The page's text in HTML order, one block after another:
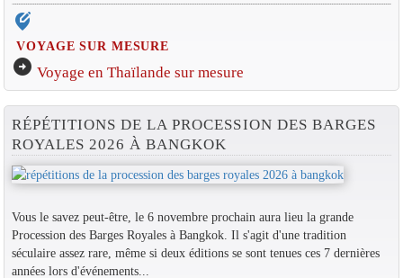
edit_location_alt
VOYAGE SUR MESURE
arrow_circle_right Voyage en Thaïlande sur mesure
RÉPÉTITIONS DE LA PROCESSION DES BARGES
ROYALES 2026 À BANGKOK
Vous le savez peut-être, le 6 novembre prochain aura lieu la grande
Procession des Barges Royales à Bangkok. Il s'agit d'une tradition
séculaire assez rare, même si deux éditions se sont tenues ces 7 dernières
années lors d'événements...